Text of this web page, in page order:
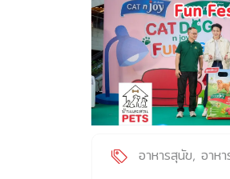
อาหารสุนัข อาห